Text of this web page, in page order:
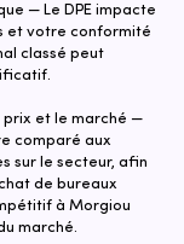
— Le DPE impacte
et votre conformité
classé peut
prix et le marché —
comparé aux
sur le secteur, afin
de bureaux
à Morgiou
marché.